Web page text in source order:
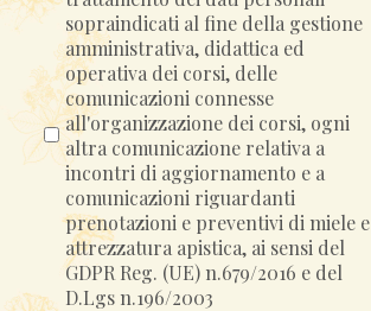
sopraindicati al fine della gestione
amministrativa, didattica ed
operativa dei corsi, delle
comunicazioni connesse
all'organizzazione dei corsi, ogni
altra comunicazione relativa a
incontri di aggiornamento e a
comunicazioni riguardanti
prenotazioni e preventivi di miele e
attrezzatura apistica, ai sensi del
GDPR Reg. (UE) n.679/2016 e del
D.Lgs n.196/2003